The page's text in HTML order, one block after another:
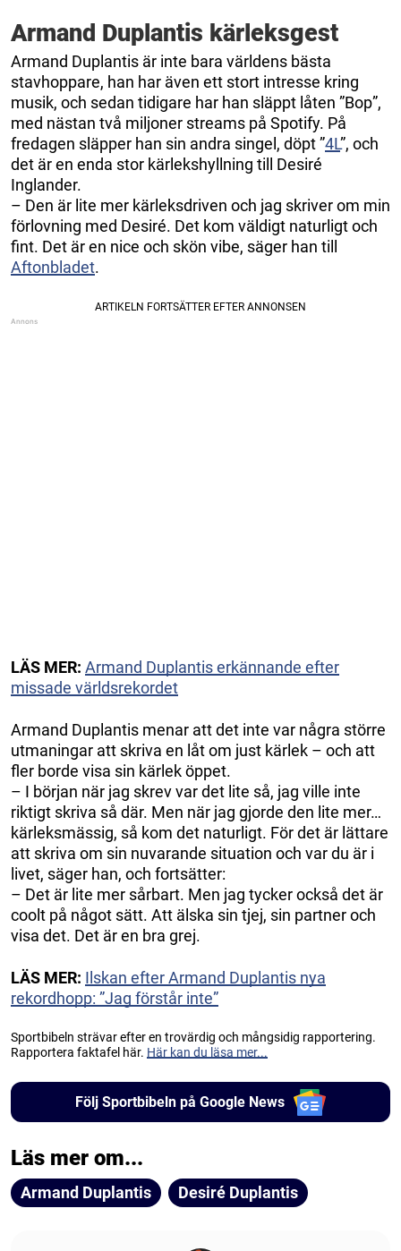
Armand Duplantis kärleksgest
Armand Duplantis är inte bara världens bästa
stavhoppare, han har även ett stort intresse kring
musik, och sedan tidigare har han släppt låten ”Bop”,
med nästan två miljoner streams på Spotify. På
fredagen släpper han sin andra singel, döpt ”4L”, och
det är en enda stor kärlekshyllning till Desiré
Inglander.
– Den är lite mer kärleksdriven och jag skriver om min
förlovning med Desiré. Det kom väldigt naturligt och
fint. Det är en nice och skön vibe, säger han till
Aftonbladet.
LÄS MER: Armand Duplantis erkännande efter
missade världsrekordet
Armand Duplantis menar att det inte var några större
utmaningar att skriva en låt om just kärlek – och att
fler borde visa sin kärlek öppet.
– I början när jag skrev var det lite så, jag ville inte
riktigt skriva så där. Men när jag gjorde den lite mer…
kärleksmässig, så kom det naturligt. För det är lättare
att skriva om sin nuvarande situation och var du är i
livet, säger han, och fortsätter:
– Det är lite mer sårbart. Men jag tycker också det är
coolt på något sätt. Att älska sin tjej, sin partner och
visa det. Det är en bra grej.
LÄS MER: Ilskan efter Armand Duplantis nya
rekordhopp: ”Jag förstår inte”
Sportbibeln strävar efter en trovärdig och mångsidig rapportering.
Rapportera faktafel här. Här kan du läsa mer...
Följ Sportbibeln på Google News
Läs mer om...
Armand Duplantis Desiré Duplantis